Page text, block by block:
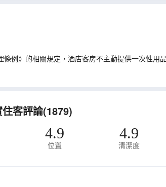
例》的相關規定，酒店客房不主動提供一次性用
客評論(1879)
4.9
位置
4.9
清潔度